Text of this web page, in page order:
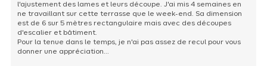
l'ajustement des lames et leurs découpe. J'ai mis 4 semaines en
ne travaillant sur cette terrasse que le week-end. Sa dimension
est de 6 sur 5 mètres rectangulaire mais avec des découpes
d'escalier et bâtiment.
Pour la tenue dans le temps, je n'ai pas assez de recul pour vous
donner une appréciation...